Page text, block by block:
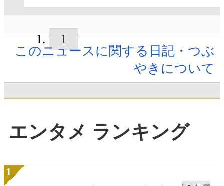
1
このニュースに関する日記・つぶ
やきについて
エンタメ ランキング